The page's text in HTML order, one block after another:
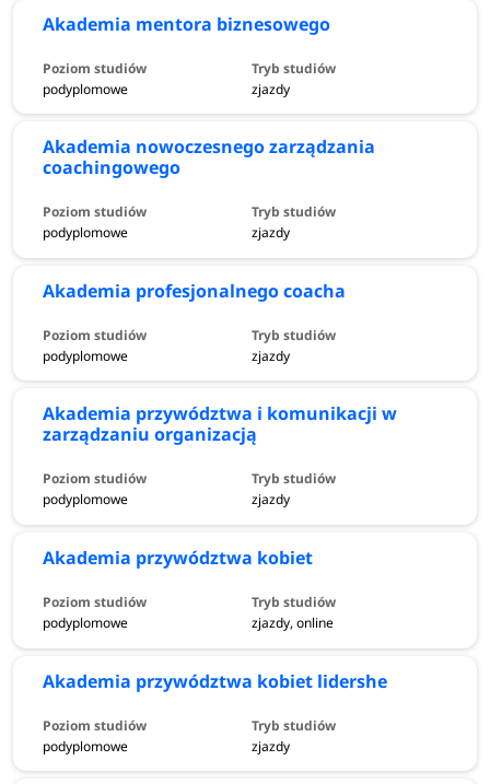
Akademia mentora biznesowego
podyplomowe zjazdy
Akademia nowoczesnego zarządzania
coachingowego
podyplomowe zjazdy
Akademia profesjonalnego coacha
podyplomowe zjazdy
Akademia przywództwa i komunikacji w
zarządzaniu organizacją
podyplomowe zjazdy
Akademia przywództwa kobiet
podyplomowe zjazdy, online
Akademia przywództwa kobiet lidershe
podyplomowe zjazdy